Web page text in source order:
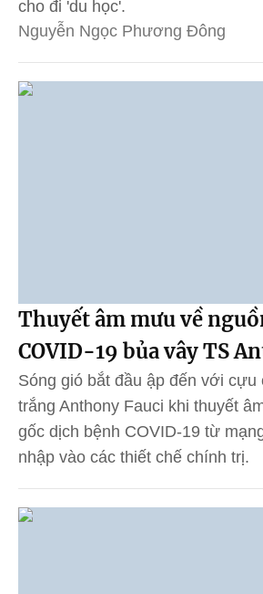
cho đi 'du học'.
Nguyễn Ngọc Phương Đông
Thuyết âm mưu về
COVID-19 bủa vây TS
Sóng gió bắt đầu ập đến với cựu
trắng Anthony Fauci khi thuyết
gốc dịch bệnh COVID-19 từ
nhập vào các thiết chế chính trị.